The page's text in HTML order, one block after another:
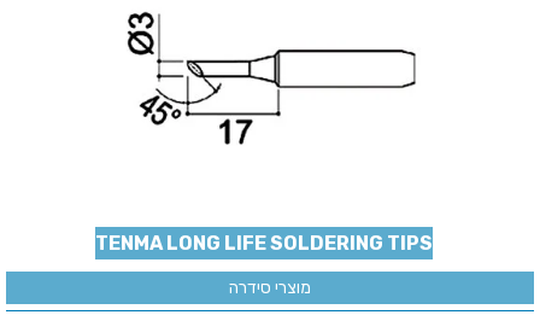
TENMA LONG LIFE SOLDERING TIPS
מוצרי סידרה